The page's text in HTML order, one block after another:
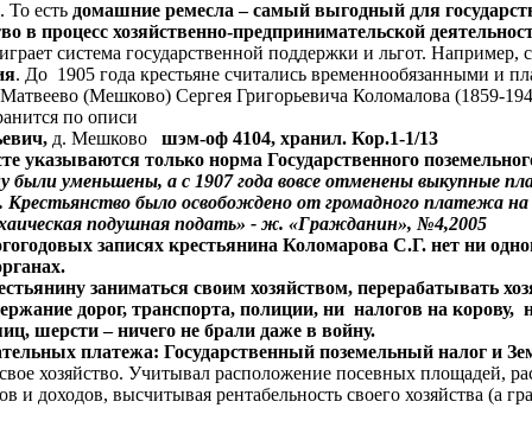
То есть домашние ремесла – самый выгодный для
в процесс хозяйственно-предпринимательской
система государственной поддержки и льгот. Например,
. До 1905 года крестьяне считались временнообязанными и
(Мешково) Сергея Григорьевича Коломалова (1859-
по описи
д. Мешково шэм-оф 4104, хранил. Кор.1-1/13
указываются только норма Государственного
были уменьшены, а с 1907 года вовсе отменены выкупные
было освобождено от громадного платежа
подушная подать» - ж. «Гражданин», №4,2005
записях крестьянина Коломарова С.Г. нет ни
заниматься своим хозяйством, перерабатывать
дорог, транспорта, полиции, ни налогов на
шерсти – ничего не брали даже в войну.
платежа: Государственный поземельный налог и
хозяйство. Учитывал расположение посевных площадей,
и доходов, высчитывая рентабельность своего хозяйства (а